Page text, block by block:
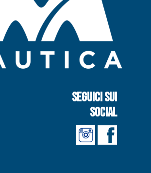
Seguici sui
social